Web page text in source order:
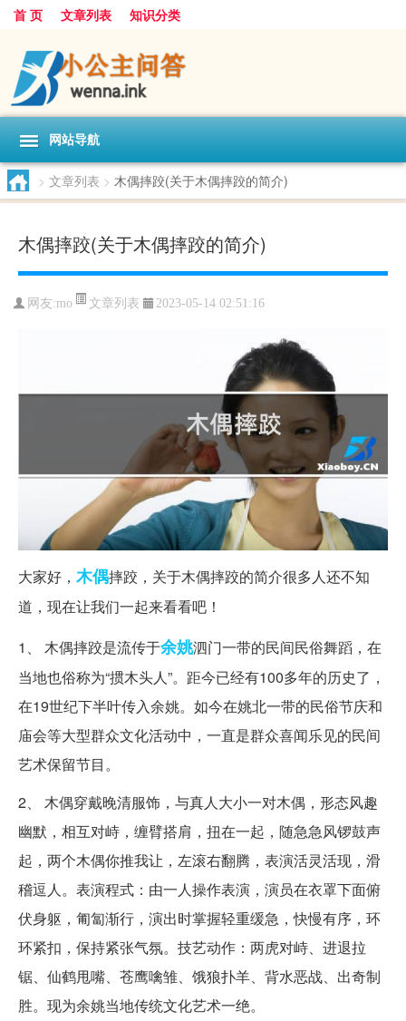
首 页 文章列表 知识分类
网站导航
> 文章列表 > 木偶摔跤(关于木偶摔跤的简介)
木偶摔跤(关于木偶摔跤的简介)
网友:mo 文章列表 2023-05-14 02:51:16
大家好， 木偶摔跤，关于木偶摔跤的简介很多人还不知
道，现在让我们一起来看看吧！
1、 木偶摔跤是流传于余姚泗门一带的民间民俗舞蹈，在
当地也俗称为“掼木头人”。距今已经有100多年的历史了，
在19世纪下半叶传入余姚。如今在姚北一带的民俗节庆和
庙会等大型群众文化活动中，一直是群众喜闻乐见的民间
艺术保留节目。
2、 木偶穿戴晚清服饰，与真人大小一对木偶，形态风趣
幽默，相互对峙，缠臂搭肩，扭在一起，随急急风锣鼓声
起，两个木偶你推我让，左滚右翻腾，表演活灵活现，滑
稽逗人。表演程式：由一人操作表演，演员在衣罩下面俯
伏身躯，匍匐渐行，演出时掌握轻重缓急，快慢有序，环
环紧扣，保持紧张气氛。技艺动作：两虎对峙、进退拉
锯、仙鹤甩嘴、苍鹰噙雏、饿狼扑羊、背水恶战、出奇制
胜。现为余姚当地传统文化艺术一绝。